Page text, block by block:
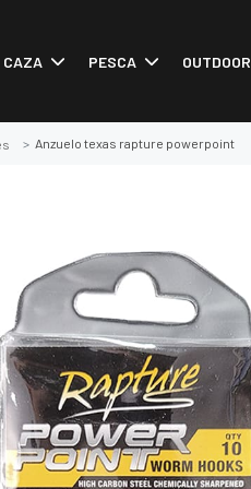
CAZA PESCA OUTDOOR
Anzuelo texas rapture powerpoint